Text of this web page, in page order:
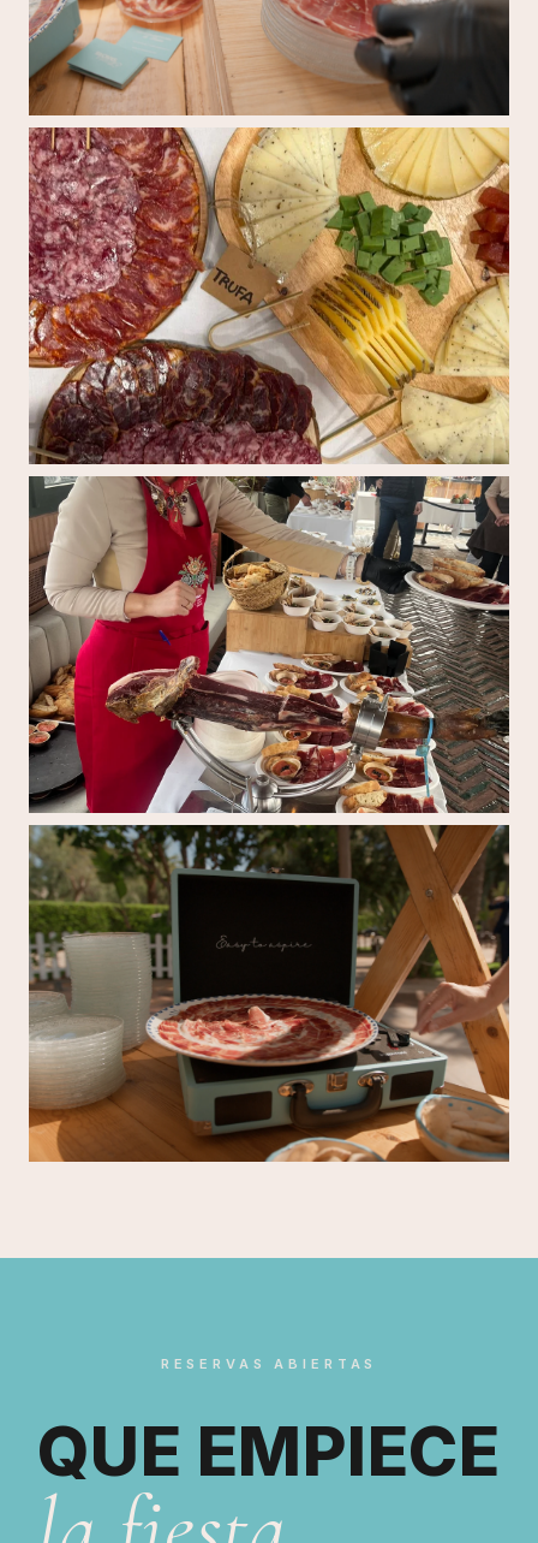
Mireia Sanchis cortando jamón ibérico en un evento
Mireia Sanchis cortando jamón ibérico en un evento
Mireia Sanchis cortando jamón ibérico en un evento
RESERVAS ABIERTAS
QUE EMPIECE